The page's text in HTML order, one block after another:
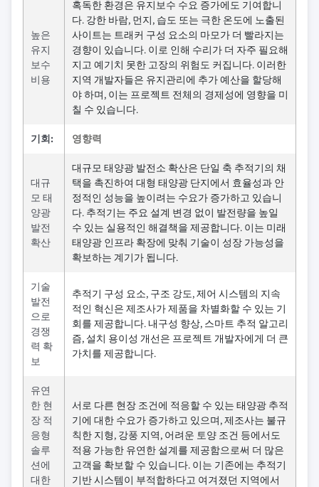
높은
유지
보수
비용
혹독한 환경은 유지보수 수요 증가에도 기여합니
다. 강한 바람, 먼지, 습도 또는 극한 온도에 노출된
사이트는 트래커 구성 요소의 마모가 더 빨라지는
경향이 있습니다. 이로 인해 수리가 더 자주 필요해
지고 예기치 못한 고장의 위험도 커집니다. 이러한
지역 개발자들은 유지관리에 추가 예산을 할당해
야 하며, 이는 프로젝트 전체의 경제성에 영향을 미
칠 수 있습니다.
기회: 영향력
대규
모 태
양광
발전
확산
대규모 태양광 발전소 확산은 단일 축 추적기의 채
택을 촉진하여 대형 태양광 단지에서 효율성과 안
정적인 성능을 높이려는 수요가 증가하고 있습니
다. 추적기는 주요 설계 변경 없이 발전량을 높일
수 있는 실용적인 해결책을 제공합니다. 이는 미래
태양광 인프라 확장에 맞춰 기술이 성장 가능성을
확보하는 계기가 됩니다.
기술
발전
으로
경쟁
력 확
보
추적기 구성 요소, 구조 강도, 제어 시스템의 지속
적인 혁신은 제조사가 제품을 차별화할 수 있는 기
회를 제공합니다. 내구성 향상, 스마트 추적 알고리
즘, 설치 용이성 개선은 프로젝트 개발자에게 더 큰
가치를 제공합니다.
유연
한 현
장 적
응형
솔루
션에
대한
서로 다른 현장 조건에 적응할 수 있는 태양광 추적
기에 대한 수요가 증가하고 있으며, 제조사는 불규
칙한 지형, 강풍 지역, 어려운 토양 조건 등에서도
적용 가능한 유연한 설계를 제공함으로써 더 많은
고객을 확보할 수 있습니다. 이는 기존에는 추적기
기반 시스템이 부적합하다고 여겨졌던 지역에서